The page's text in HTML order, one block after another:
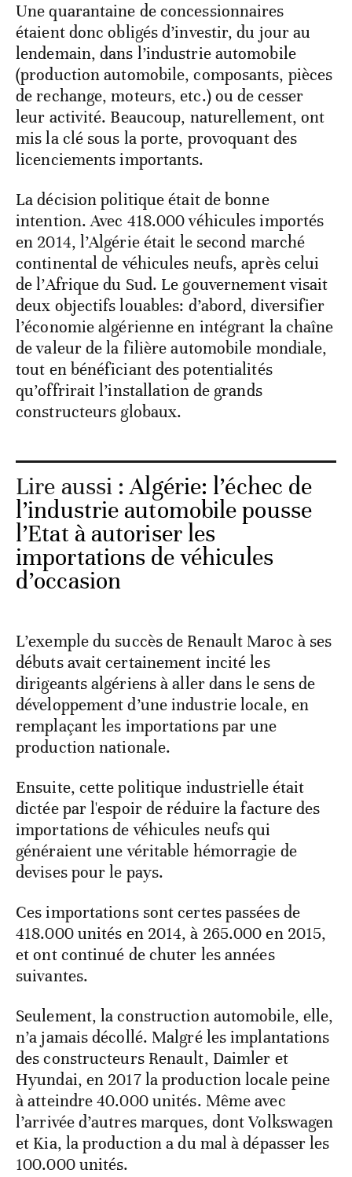
Une quarantaine de concessionnaires
étaient donc obligés d’investir, du jour au
lendemain, dans l’industrie automobile
(production automobile, composants, pièces
de rechange, moteurs, etc.) ou de cesser
leur activité. Beaucoup, naturellement, ont
mis la clé sous la porte, provoquant des
licenciements importants.
La décision politique était de bonne
intention. Avec 418.000 véhicules importés
en 2014, l’Algérie était le second marché
continental de véhicules neufs, après celui
de l’Afrique du Sud. Le gouvernement visait
deux objectifs louables: d’abord, diversifier
l’économie algérienne en intégrant la chaîne
de valeur de la filière automobile mondiale,
tout en bénéficiant des potentialités
qu’offrirait l’installation de grands
constructeurs globaux.
Lire aussi :Algérie: l’échec de
l’industrie automobile pousse
l’Etat à autoriser les
importations de véhicules
d’occasion
L’exemple du succès de Renault Maroc à ses
débuts avait certainement incité les
dirigeants algériens à aller dans le sens de
développement d’une industrie locale, en
remplaçant les importations par une
production nationale.
Ensuite, cette politique industrielle était
dictée par l'espoir de réduire la facture des
importations de véhicules neufs qui
généraient une véritable hémorragie de
devises pour le pays.
Ces importations sont certes passées de
418.000 unités en 2014, à 265.000 en 2015,
et ont continué de chuter les années
suivantes.
Seulement, la construction automobile, elle,
n’a jamais décollé. Malgré les implantations
des constructeurs Renault, Daimler et
Hyundai, en 2017 la production locale peine
à atteindre 40.000 unités. Même avec
l’arrivée d’autres marques, dont Volkswagen
et Kia, la production a du mal à dépasser les
100.000 unités.